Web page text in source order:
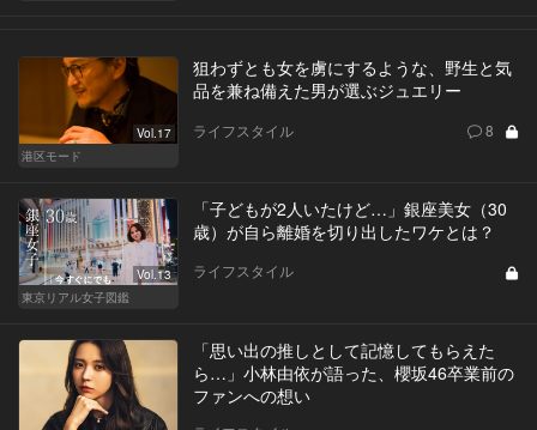
Vol.17
港区モード
狙わずとも女を虜にするような、野生と気
品を兼ね備えた男が選ぶジュエリー
ライフスタイル 8
Vol.13
東京リアル女子図鑑
「子どもが2人いたけど…」銀座美女（30
歳）が自ら離婚を切り出したワケとは？
ライフスタイル
「思い出の推しとして記憶してもらえた
ら…」小林由依が語った、櫻坂46卒業前の
ファンへの想い